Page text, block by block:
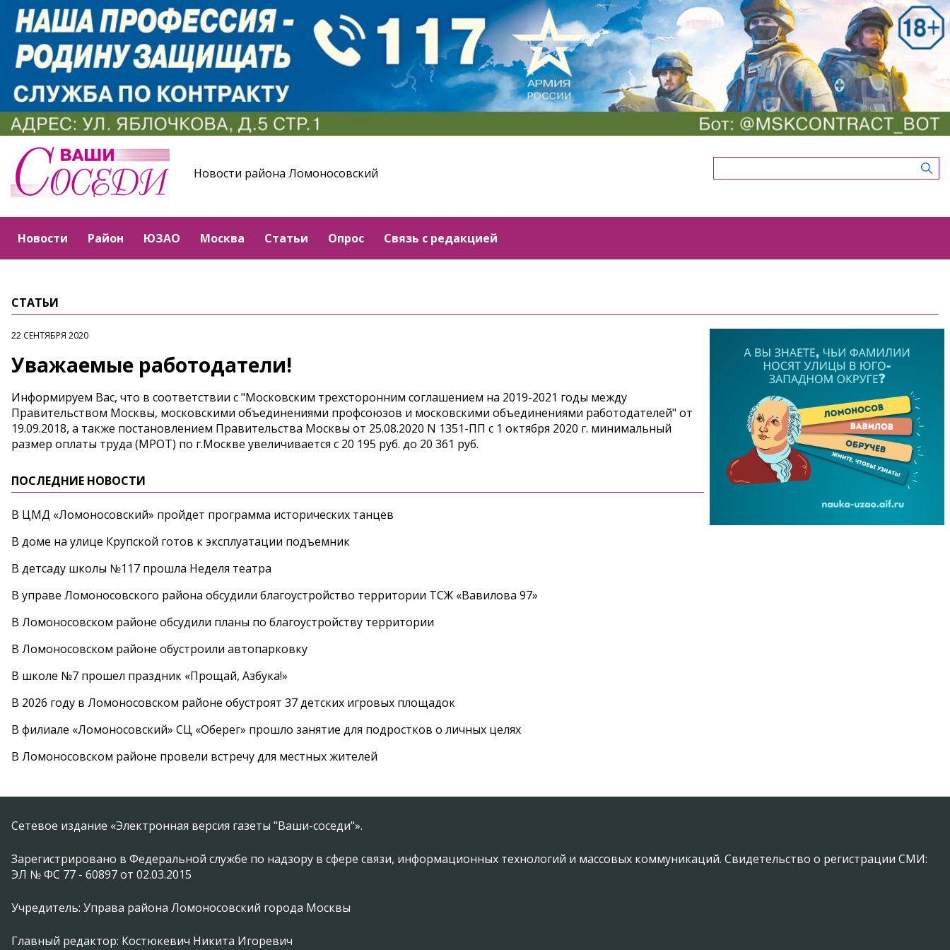
Новости района Ломоносовский
Новости Район ЮЗАО Москва Статьи Опрос Связь с редакцией
СТАТЬИ
22 СЕНТЯБРЯ 2020
Уважаемые работодатели!
Информируем Вас, что в соответствии с "Московским трехсторонним соглашением на 2019-2021 годы между
Правительством Москвы, московскими объединениями профсоюзов и московскими объединениями работодателей" от
19.09.2018, а также постановлением Правительства Москвы от 25.08.2020 N 1351-ПП с 1 октября 2020 г. минимальный
размер оплаты труда (МРОТ) по г.Москве увеличивается с 20 195 руб. до 20 361 руб.
ПОСЛЕДНИЕ НОВОСТИ
В ЦМД «Ломоносовский» пройдет программа исторических танцев
В доме на улице Крупской готов к эксплуатации подъемник
В детсаду школы №117 прошла Неделя театра
В управе Ломоносовского района обсудили благоустройство территории ТСЖ «Вавилова 97»
В Ломоносовском районе обсудили планы по благоустройству территории
В Ломоносовском районе обустроили автопарковку
В школе №7 прошел праздник «Прощай, Азбука!»
В 2026 году в Ломоносовском районе обустроят 37 детских игровых площадок
В филиале «Ломоносовский» СЦ «Оберег» прошло занятие для подростков о личных целях
В Ломоносовском районе провели встречу для местных жителей
Сетевое издание «Электронная версия газеты "Ваши-соседи"».
Зарегистрировано в Федеральной службе по надзору в сфере связи, информационных технологий и массовых коммуникаций. Свидетельство о регистрации СМИ:
ЭЛ № ФС 77 - 60897 от 02.03.2015
Учредитель: Управа района Ломоносовский города Москвы
Главный редактор: Костюкевич Никита Игоревич